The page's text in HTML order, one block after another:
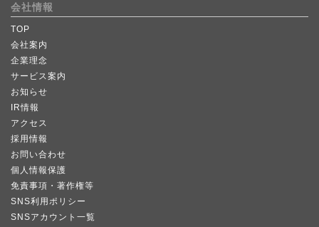
会社情報
TOP
会社案内
企業理念
サービス案内
お知らせ
IR情報
アクセス
採用情報
お問い合わせ
個人情報保護
免責事項・著作権等
SNS利用ポリシー
SNSアカウント一覧